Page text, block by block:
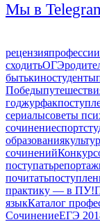
Мы в
рецензияпрофессии
сходитьОГЭ
бытькиностуденты
Победы
годжурфак
сериалысоветы
сочинениеспорт
образования
сочиненийКонкурс
поступатьрепортаж
почитать
практику — в ПУ!
языкКаталог
СочинениеЕГЭ